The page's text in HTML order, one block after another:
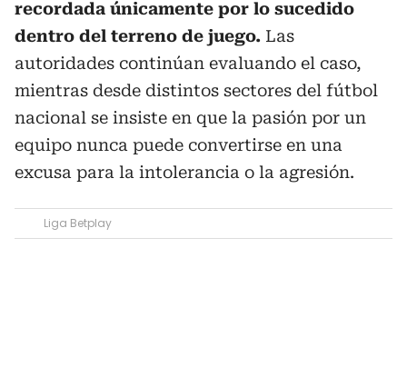
recordada únicamente por lo sucedido
dentro del terreno de juego. Las
autoridades continúan evaluando el caso,
mientras desde distintos sectores del fútbol
nacional se insiste en que la pasión por un
equipo nunca puede convertirse en una
excusa para la intolerancia o la agresión.
Liga Betplay